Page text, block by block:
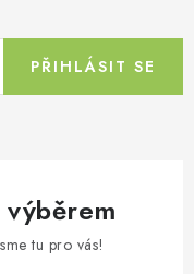
PŘIHLÁSIT SE
výběrem
tu pro vás!